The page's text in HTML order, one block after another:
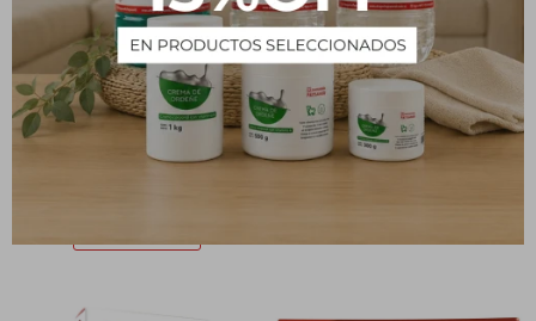
Recipiente para mascotas
- Acero inoxidable -
Tamaño pequeño, 11 cm
Garrapaticida, Pulguicida y
Sarnicida NEOCIDOL 20
mL
$ 293